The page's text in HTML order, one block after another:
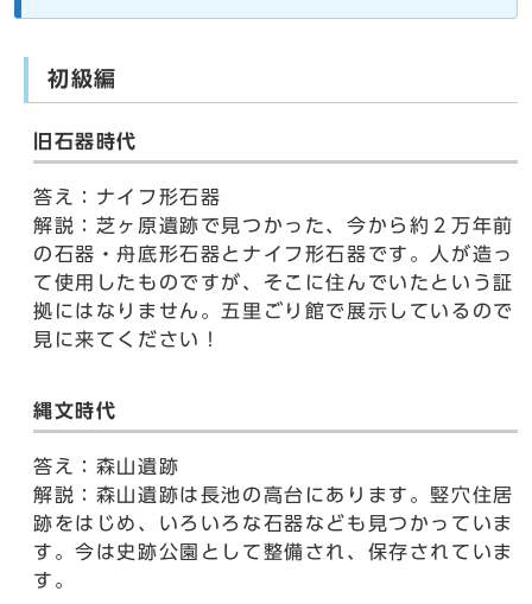
初級編
旧石器時代
答え：ナイフ形石器
解説：芝ヶ原遺跡で見つかった、今から約２万年前
の石器・舟底形石器とナイフ形石器です。人が造っ
て使用したものですが、そこに住んでいたという証
拠にはなりません。五里ごり館で展示しているので
見に来てください！
縄文時代
答え：森山遺跡
解説：森山遺跡は長池の高台にあります。竪穴住居
跡をはじめ、いろいろな石器なども見つかっていま
す。今は史跡公園として整備され、保存されていま
す。